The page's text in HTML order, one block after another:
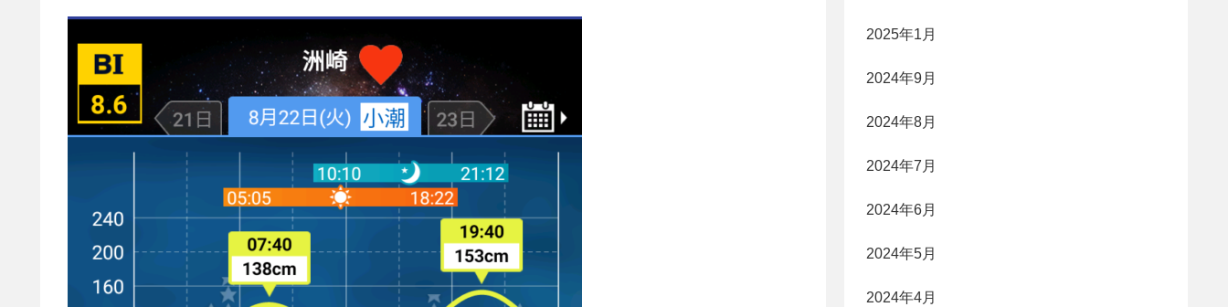
2025年1月
2024年9月
2024年8月
2024年7月
2024年6月
2024年5月
2024年4月